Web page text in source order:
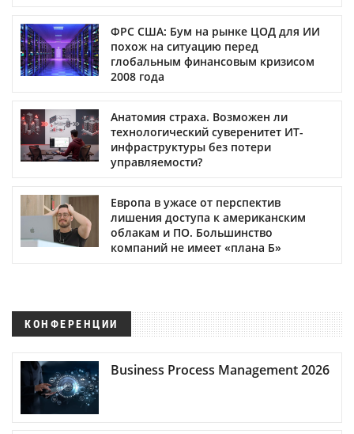
ФРС США: Бум на рынке ЦОД для ИИ
похож на ситуацию перед
глобальным финансовым кризисом
2008 года
Анатомия страха. Возможен ли
технологический суверенитет ИТ-
инфраструктуры без потери
управляемости?
Европа в ужасе от перспектив
лишения доступа к американским
облакам и ПО. Большинство
компаний не имеет «плана Б»
КОНФЕРЕНЦИИ
Business Process Management 2026